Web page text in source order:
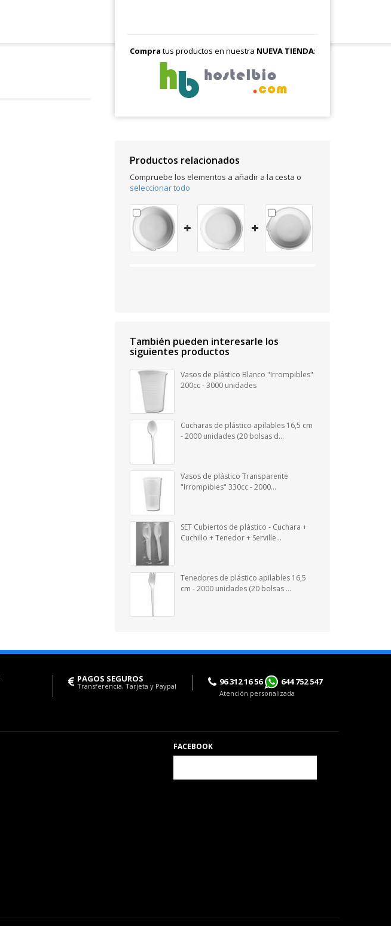
Compra tus productos en nuestra NUEVA TIENDA:
Productos relacionados
Compruebe los elementos a añadir a la cesta o
seleccionar todo
También pueden interesarle los
siguientes productos
Vasos de plástico Blanco "Irrompibles"
200cc - 3000 unidades
Cucharas de plástico apilables 16,5 cm
- 2000 unidades (20 bolsas d...
Vasos de plástico Transparente
"Irrompibles" 330cc - 2000...
SET Cubiertos de plástico - Cuchara +
Cuchillo + Tenedor + Serville...
Tenedores de plástico apilables 16,5
cm - 2000 unidades (20 bolsas ...
PAGOS SEGUROS
Transferencia, Tarjeta y Paypal 96 312 16 56 644 752 547
Atención personalizada
FACEBOOK